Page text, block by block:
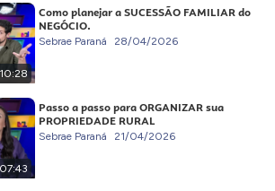
10:28
Como planejar a SUCESSÃO FAMILIAR do
NEGÓCIO.
Sebrae Paraná 28/04/2026
07:43
Passo a passo para ORGANIZAR sua
PROPRIEDADE RURAL
Sebrae Paraná 21/04/2026